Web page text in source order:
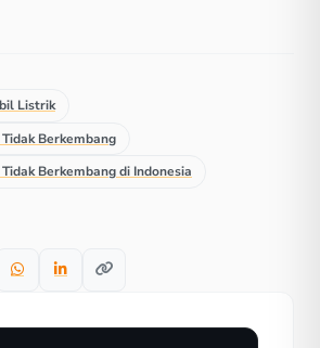
Listrik
Berkembang
Berkembang di Indonesia